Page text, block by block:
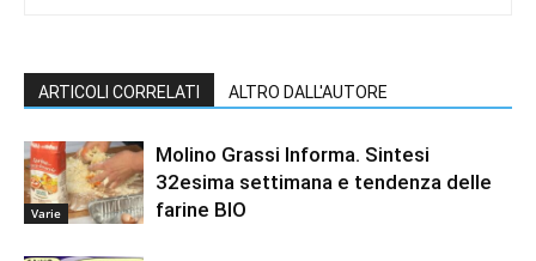
ARTICOLI CORRELATI ALTRO DALL'AUTORE
Varie
Molino Grassi Informa. Sintesi
32esima settimana e tendenza delle
farine BIO